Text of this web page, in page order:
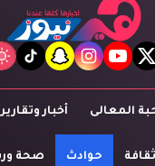
twitter
youtube
instagram
snapchat
المعالى أخبار وتقارير
حوادث صحة